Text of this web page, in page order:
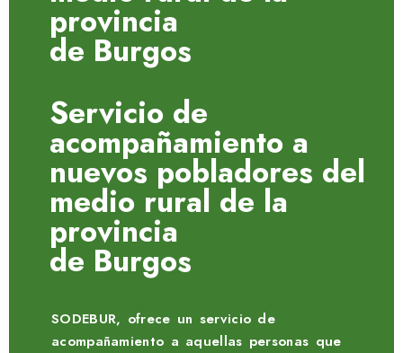
provincia
de Burgos
Servicio de
acompañamiento a
nuevos pobladores del
medio rural de la
provincia
de Burgos
SODEBUR, ofrece un servicio de
acompañamiento a aquellas personas que